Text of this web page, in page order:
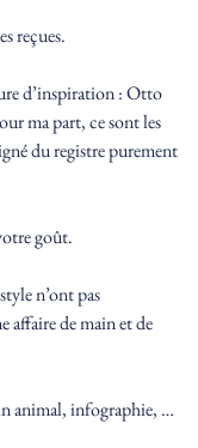
reçues.
d’inspiration : Otto
ma part, ce sont les
du registre purement
goût.
n’ont pas
affaire de main et de
animal, infographie, …